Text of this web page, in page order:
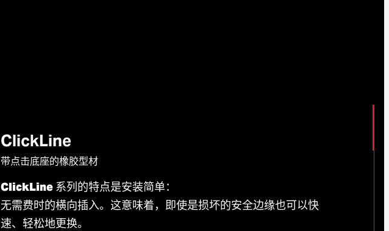
ClickLine
带点击底座的橡胶型材
ClickLine 系列的特点是安装简单：
无需费时的横向插入。这意味着，即使是损坏的安全边缘也可以快
速、轻松地更换。